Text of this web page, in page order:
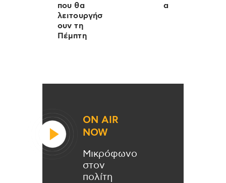
που θα
λειτουργήσ
ουν τη
Πέμπτη
α
ON AIR
NOW
Μικρόφωνο
στον
πολίτη